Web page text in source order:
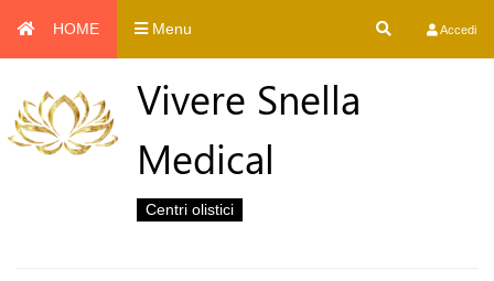
HOME Menu Accedi
Vivere Snella
Medical
Centri olistici